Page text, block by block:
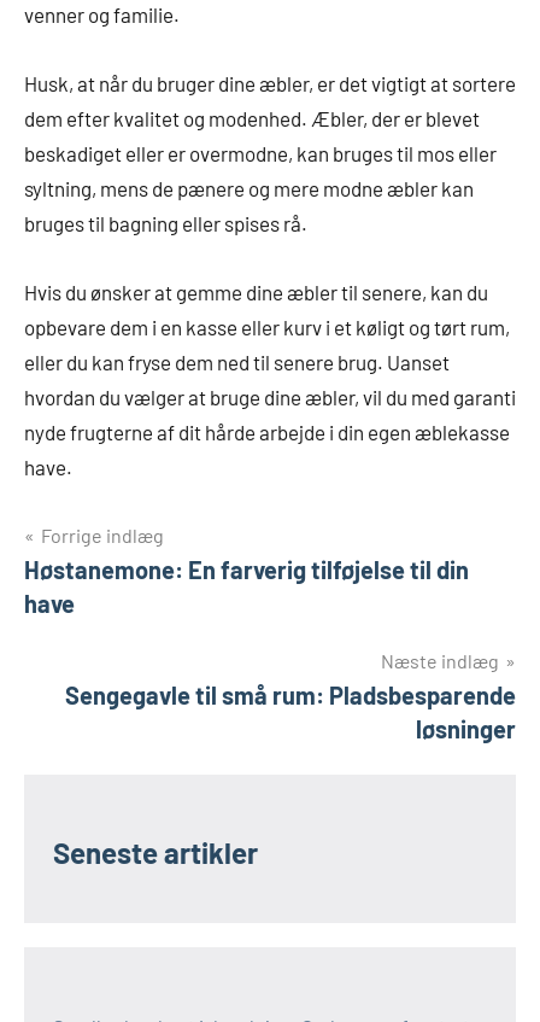
venner og familie.
Husk, at når du bruger dine æbler, er det vigtigt at sortere
dem efter kvalitet og modenhed. Æbler, der er blevet
beskadiget eller er overmodne, kan bruges til mos eller
syltning, mens de pænere og mere modne æbler kan
bruges til bagning eller spises rå.
Hvis du ønsker at gemme dine æbler til senere, kan du
opbevare dem i en kasse eller kurv i et køligt og tørt rum,
eller du kan fryse dem ned til senere brug. Uanset
hvordan du vælger at bruge dine æbler, vil du med garanti
nyde frugterne af dit hårde arbejde i din egen æblekasse
have.
Indlægsnavigation
Forrige indlæg
Høstanemone: En farverig tilføjelse til din
have
Næste indlæg
Sengegavle til små rum: Pladsbesparende
løsninger
Seneste artikler